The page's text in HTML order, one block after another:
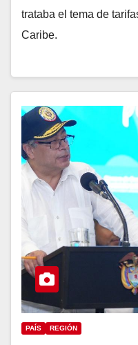
trataba el tema de
Caribe.
PAÍS REGIÓN